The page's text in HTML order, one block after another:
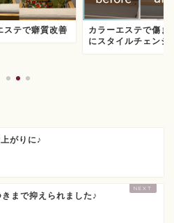
ステで癖質改善
カラーエステで傷ま
にスタイルチェンジ
がりに♪
まで抑えられました♪